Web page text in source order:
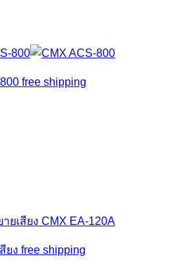
free shipping
ยง free shipping